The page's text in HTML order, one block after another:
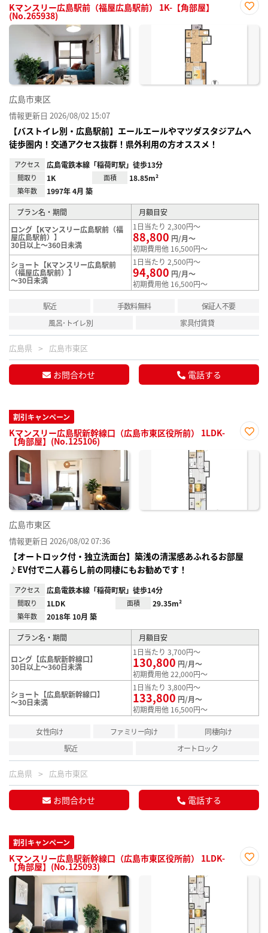
Kマンスリー広島駅前（福屋広島駅前） 1K-【角部屋】
(No.265938)
に入
広島市東区
情報更新日 2026/08/02 15:07
【バストイレ別・広島駅前】エールエールやマツダスタジアムへ
徒歩圏内！交通アクセス抜群！県外利用の方オススメ！
アクセス 広島電鉄本線「稲荷町駅」徒歩13分
間取り 1K 面積 18.85m²
築年数 1997年 4月 築
プラン名・期間
月額目安
ロング【Kマンスリー広島駅前（福
屋広島駅前）】
30日以上～360日未満
1日当たり 2,300円～
88,800 円/月～
初期費用他 16,500円～
ショート【Kマンスリー広島駅前
（福屋広島駅前）】
～30日未満
1日当たり 2,500円～
94,800 円/月～
初期費用他 16,500円～
駅近 手数料無料
保証人不要
風呂･トイレ別
家具付賃貸
広島県 広島市東区
お問合わせ 電話する
割引キャンペーン
Kマンスリー広島駅新幹線口（広島市東区役所前） 1LDK-
【角部屋】(No.125106)
に入
広島市東区
情報更新日 2026/08/02 07:36
【オートロック付・独立洗面台】築浅の清潔感あふれるお部屋
♪EV付で二人暮らし前の同棲にもお勧めです！
アクセス 広島電鉄本線「稲荷町駅」徒歩14分
間取り 1LDK 面積 29.35m²
築年数 2018年 10月 築
プラン名・期間 月額目安
ロング【広島駅新幹線口】
30日以上～360日未満
1日当たり 3,700円～
130,800 円/月～
初期費用他 22,000円～
ショート【広島駅新幹線口】
～30日未満
1日当たり 3,800円～
133,800 円/月～
初期費用他 16,500円～
女性向け ファミリー向け
同棲向け
駅近
オートロック
広島県 広島市東区
お問合わせ 電話する
割引キャンペーン
Kマンスリー広島駅新幹線口（広島市東区役所前） 1LDK-
【角部屋】(No.125093)
に入